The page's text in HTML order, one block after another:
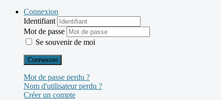
Connexion
Identifiant
Mot de passe
Se souvenir de moi
Connexion
Mot de passe perdu ?
Nom d'utilisateur perdu ?
Créer un compte